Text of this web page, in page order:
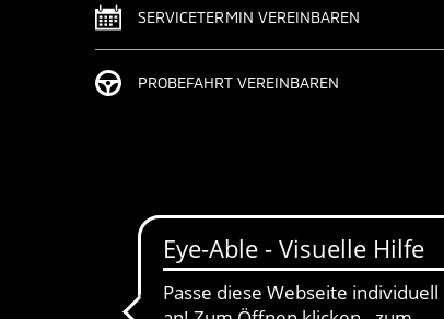
SERVICETERMIN VEREINBAREN
PROBEFAHRT VEREINBAREN